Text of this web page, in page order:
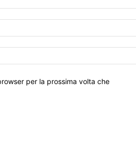
per la prossima volta che